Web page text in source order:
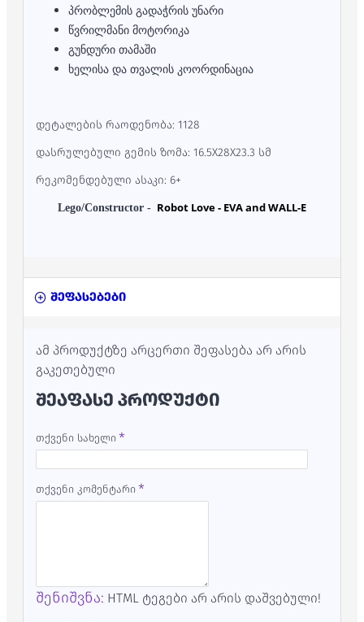
პრობლემის გადაჭრის უნარი
წვრილმანი მოტორიკა
გუნდური თამაში
ხელისა და თვალის კოორდინაცია
დეტალების რაოდენობა: 1128
დასრულებული გემის ზომა: 16.5X28X23.3 სმ
რეკომენდებული ასაკი: 6+
Lego/Constructor - Robot Love - EVA and WALL-E
შეფასებები
ამ პროდუქტზე არცერთი შეფასება არ არის
გაკეთებული
ᲨᲔᲐᲤᲐᲡᲔ ᲞᲠᲝᲓᲣᲥᲢᲘ
თქვენი სახელი
თქვენი კომენტარი
შენიშვნა: HTML ტეგები არ არის დაშვებული!